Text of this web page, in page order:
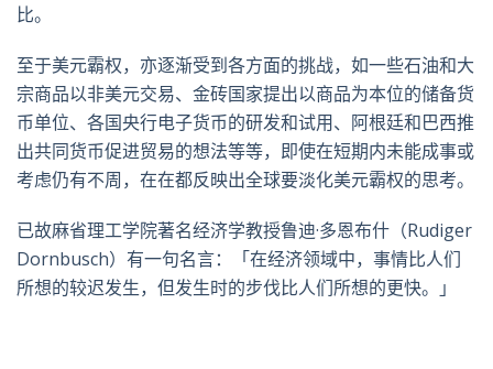
比。
至于美元霸权，亦逐渐受到各方面的挑战，如一些石油和大
宗商品以非美元交易、金砖国家提出以商品为本位的储备货
币单位、各国央行电子货币的研发和试用、阿根廷和巴西推
出共同货币促进贸易的想法等等，即使在短期内未能成事或
考虑仍有不周，在在都反映出全球要淡化美元霸权的思考。
已故麻省理工学院著名经济学教授鲁迪·多恩布什（Rudiger
Dornbusch）有一句名言：「在经济领域中，事情比人们
所想的较迟发生，但发生时的步伐比人们所想的更快。」